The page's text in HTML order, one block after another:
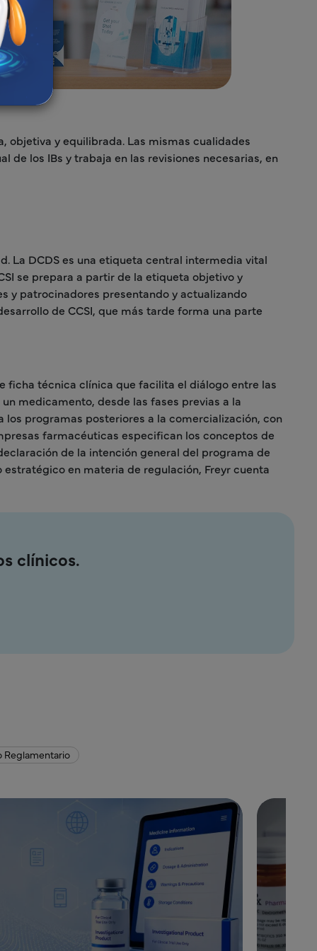
objetiva y equilibrada. Las mismas cualidades
los IBs y trabaja en las revisiones necesarias, en
La DCDS es una etiqueta central intermedia vital
se prepara a partir de la etiqueta objetivo y
y patrocinadores presentando y actualizando
de CCSI, que más tarde forma una parte
ficha técnica clínica que facilita el diálogo entre las
medicamento, desde las fases previas a la
programas posteriores a la comercialización, con
farmacéuticas especifican los conceptos de
de la intención general del programa de
en materia de regulación, Freyr cuenta
clínicos.
Reglamentario